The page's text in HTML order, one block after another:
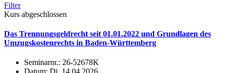
Filter
Kurs abgeschlossen
Das Trennungsgeldrecht seit 01.01.2022 und Grundlagen des
Umzugskostenrechts in Baden-Württemberg
Seminarnr.: 26-52678K